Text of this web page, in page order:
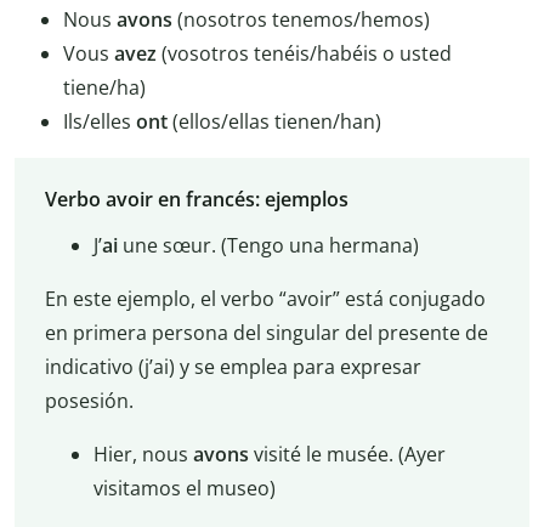
Nous avons (nosotros tenemos/hemos)
Vous avez(vosotros tenéis/habéis o usted
tiene/ha)
Ils/elles ont(ellos/ellas tienen/han)
Verbo avoir en francés: ejemplos
J’aiune sœur. (Tengo una hermana)
En este ejemplo, el verbo “avoir” está conjugado
en primera persona del singular del presente de
indicativo (j’ai) y se emplea para expresar
posesión.
Hier, nous avons visité le musée. (Ayer
visitamos el museo)